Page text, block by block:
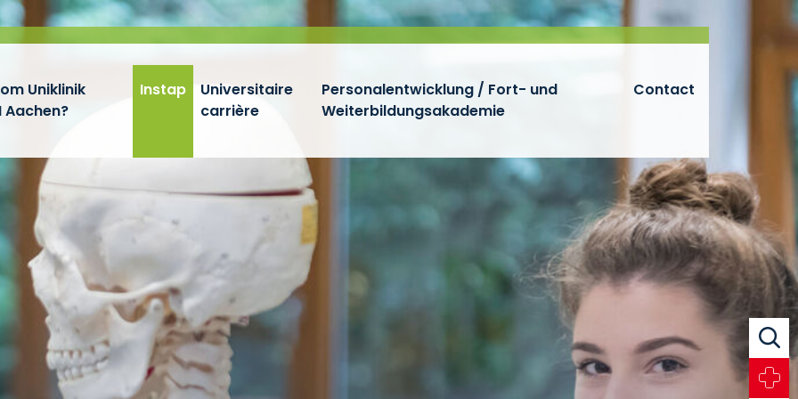
Uniklinik
Aachen?
Instap
Universitaire
carrière
Personalentwicklung / Fort- und
Weiterbildungsakademie
Contact
Zoeken